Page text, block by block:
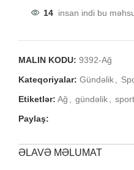
14 insan indi bu
MALIN KODU: 9392-Ağ
Kateqoriyalar: Gündəlik
Etiketlər: Ağ gündəlik
sport
Paylaş:
ƏLAVƏ MƏLUMAT